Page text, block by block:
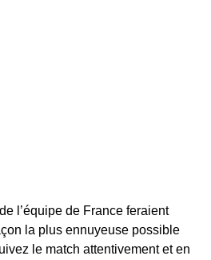
l’équipe de France feraient
la plus ennuyeuse possible
le match attentivement et en